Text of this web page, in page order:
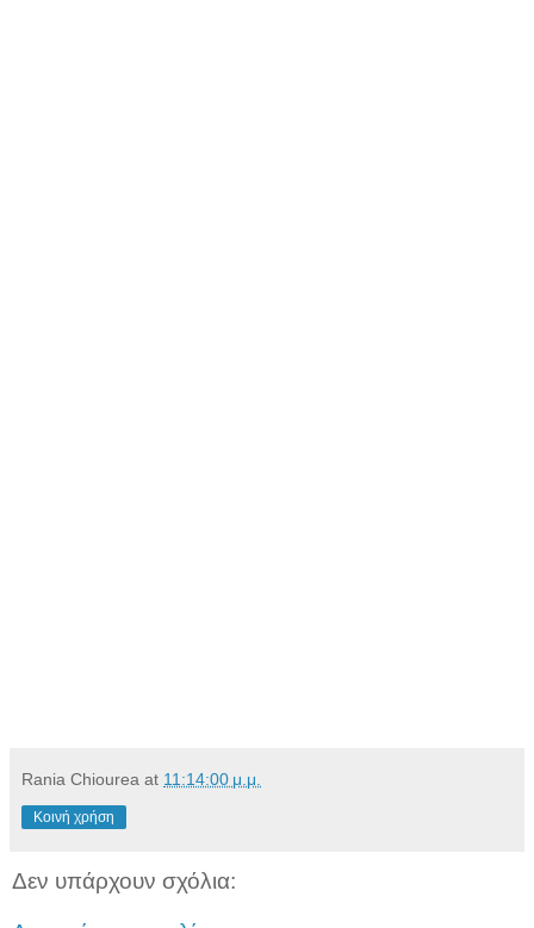
Rania Chiourea at 11:14:00 μ.μ.
Κοινή χρήση
Δεν υπάρχουν σχόλια: